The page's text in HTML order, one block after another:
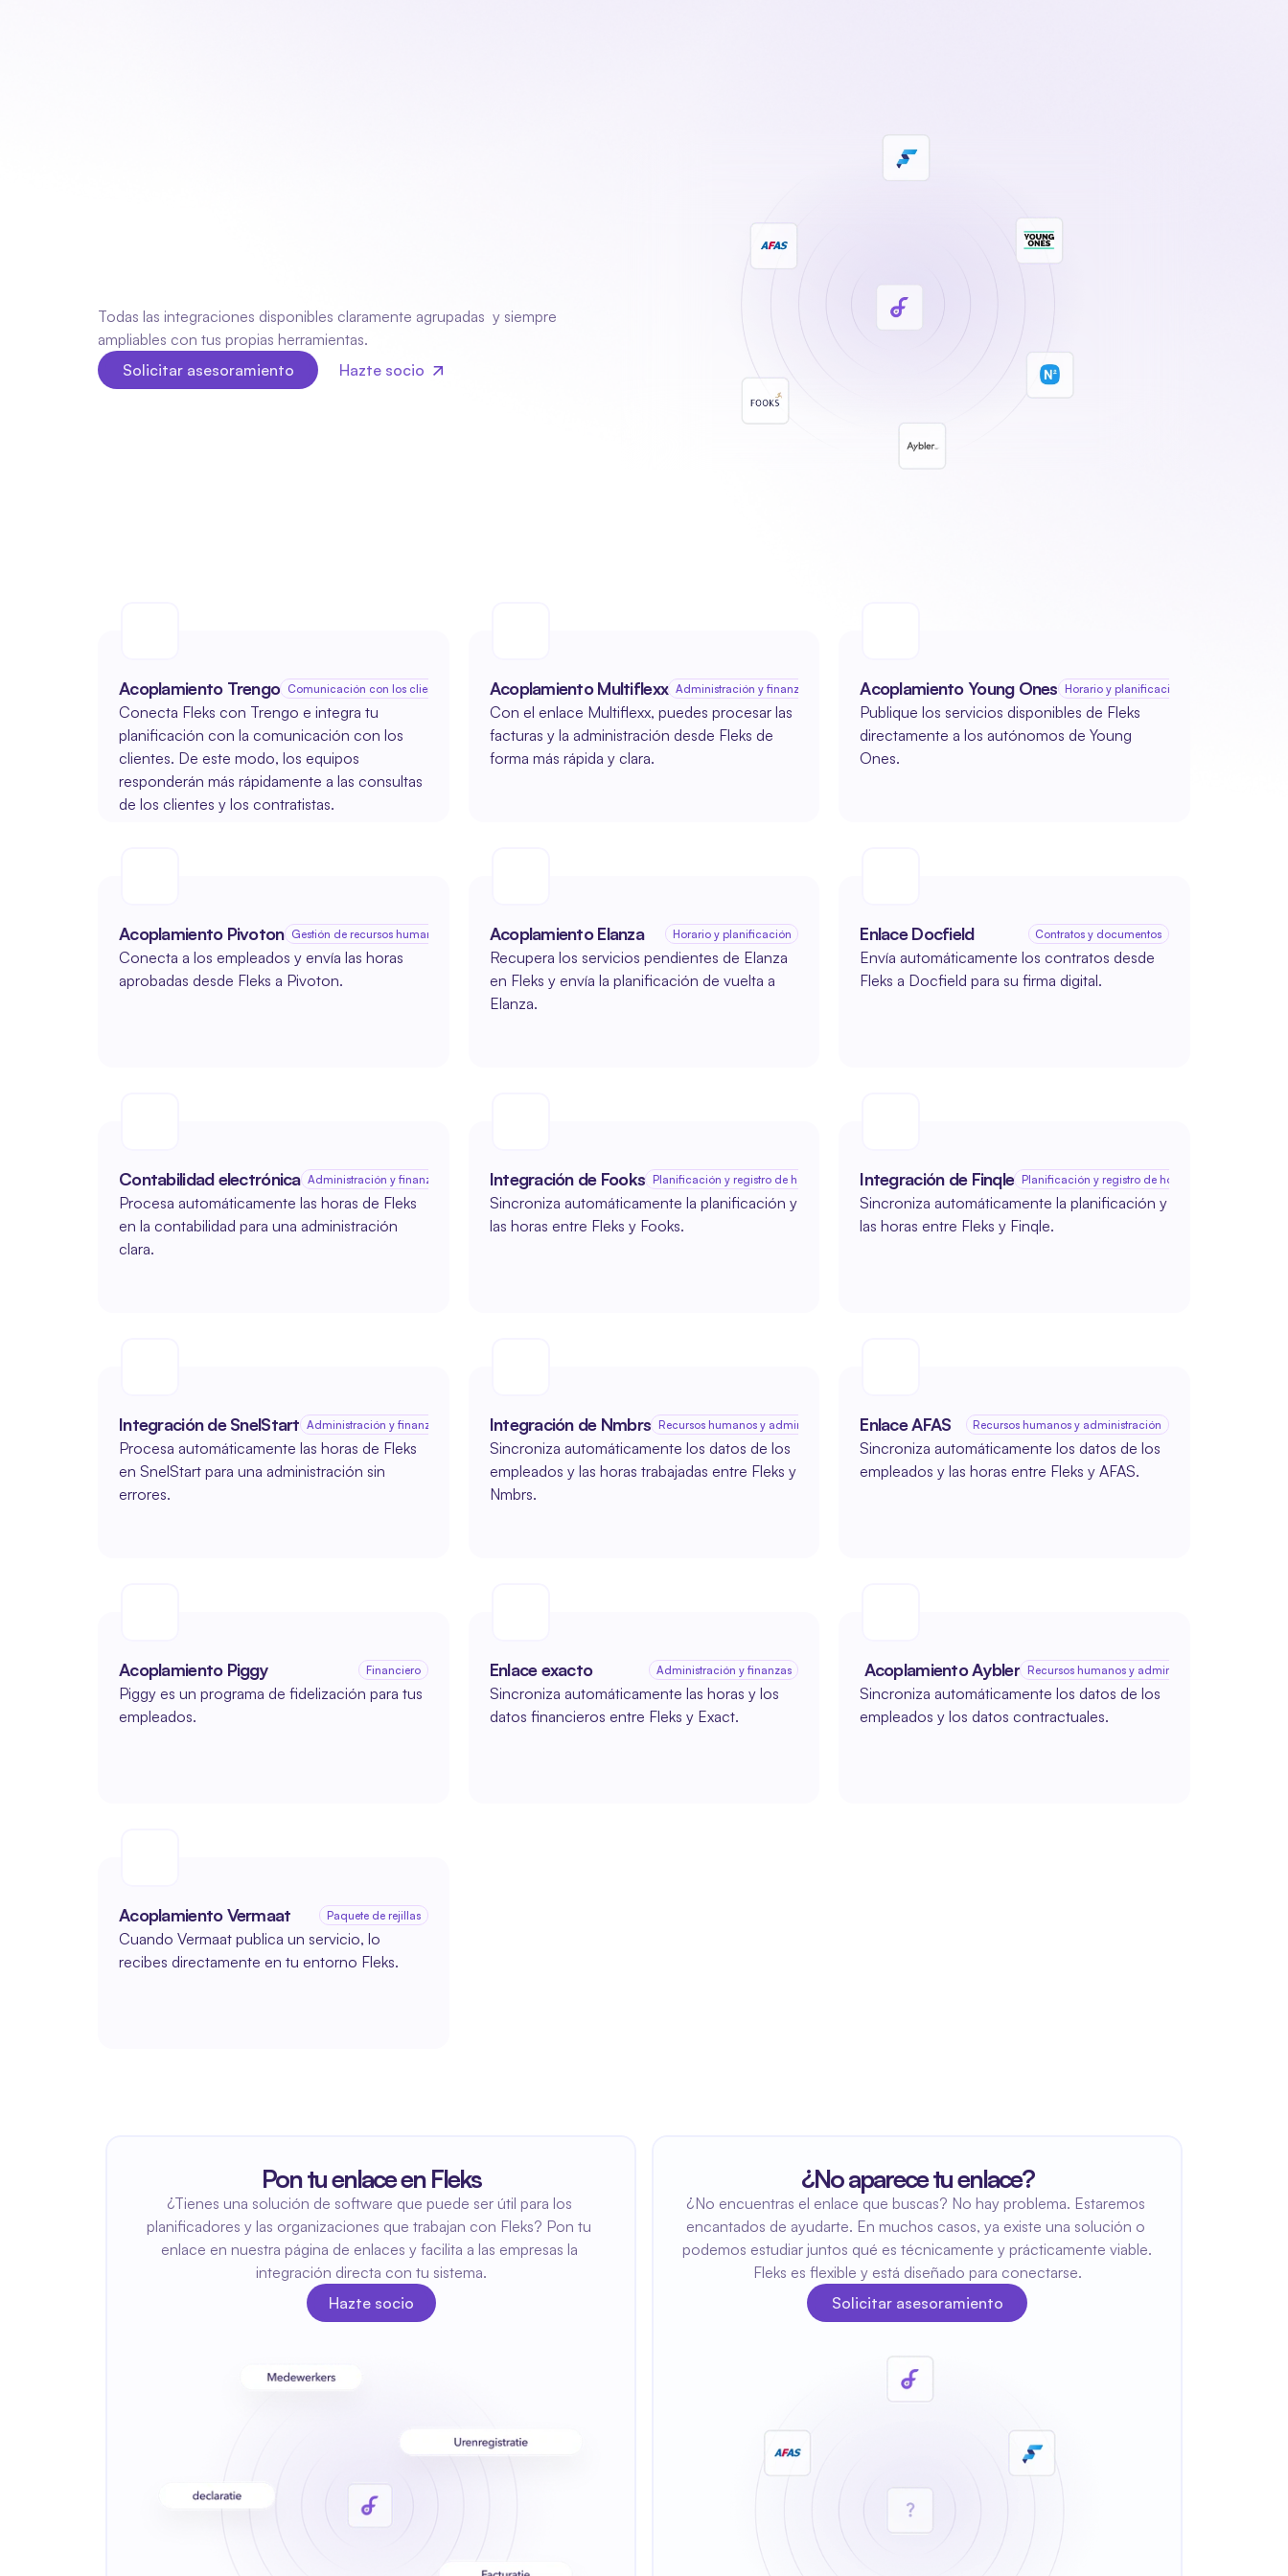
Todas las integraciones disponibles claramente agrupadas  y siempre
ampliables con tus propias herramientas.
Solicitar asesoramiento
Solicitar asesoramiento
Hazte socio
Acoplamiento Trengo Comunicación con los clientes
Conecta Fleks con Trengo e integra tu
planificación con la comunicación con los
clientes. De este modo, los equipos
responderán más rápidamente a las consultas
de los clientes y los contratistas.
Acoplamiento Multiflexx Administración y finanzas
Con el enlace Multiflexx, puedes procesar las
facturas y la administración desde Fleks de
forma más rápida y clara.
Acoplamiento Young Ones Horario y planificación
Publique los servicios disponibles de Fleks
directamente a los autónomos de Young
Ones.
Acoplamiento Pivoton Gestión de recursos humanos y registro de horas
Conecta a los empleados y envía las horas
aprobadas desde Fleks a Pivoton.
Acoplamiento Elanza Horario y planificación
Recupera los servicios pendientes de Elanza
en Fleks y envía la planificación de vuelta a
Elanza.
Enlace Docfield Contratos y documentos
Envía automáticamente los contratos desde
Fleks a Docfield para su firma digital.
Contabilidad electrónica Administración y finanzas
Procesa automáticamente las horas de Fleks
en la contabilidad para una administración
clara.
Integración de Fooks Planificación y registro de horas
Sincroniza automáticamente la planificación y
las horas entre Fleks y Fooks.
Integración de Finqle Planificación y registro de horas
Sincroniza automáticamente la planificación y
las horas entre Fleks y Finqle.
Integración de SnelStart Administración y finanzas
Procesa automáticamente las horas de Fleks
en SnelStart para una administración sin
errores.
Integración de Nmbrs Recursos humanos y administración salarial
Sincroniza automáticamente los datos de los
empleados y las horas trabajadas entre Fleks y
Nmbrs.
Enlace AFAS Recursos humanos y administración
Sincroniza automáticamente los datos de los
empleados y las horas entre Fleks y AFAS.
Acoplamiento Piggy Financiero
Piggy es un programa de fidelización para tus
empleados.
Enlace exacto Administración y finanzas
Sincroniza automáticamente las horas y los
datos financieros entre Fleks y Exact.
Acoplamiento Aybler Recursos humanos y administración salarial
Sincroniza automáticamente los datos de los
empleados y los datos contractuales.
Acoplamiento Vermaat Paquete de rejillas
Cuando Vermaat publica un servicio, lo
recibes directamente en tu entorno Fleks.
Pon tu enlace en Fleks
¿Tienes una solución de software que puede ser útil para los
planificadores y las organizaciones que trabajan con Fleks? Pon tu
enlace en nuestra página de enlaces y facilita a las empresas la
integración directa con tu sistema.
Hazte socio
Hazte socio
¿No aparece tu enlace?
¿No encuentras el enlace que buscas? No hay problema. Estaremos
encantados de ayudarte. En muchos casos, ya existe una solución o
podemos estudiar juntos qué es técnicamente y prácticamente viable.
Fleks es flexible y está diseñado para conectarse.
Solicitar asesoramiento
Solicitar asesoramiento